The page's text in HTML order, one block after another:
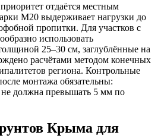
отдаётся местным
М20 выдерживает нагрузки до
пропитки. Для участков с
использовать
25–30 см, заглублённые на
расчётами методом конечных
региона. Контрольные
монтажа обязательны:
должна превышать 5 мм по
Крыма для